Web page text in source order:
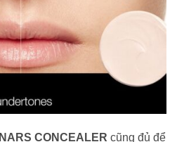
NARS CONCEALER cũng đủ để